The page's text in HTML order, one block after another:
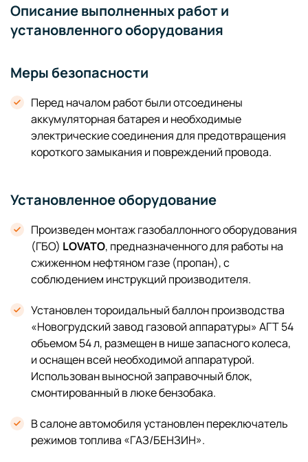
Описание выполненных работ и
установленного оборудования
Меры безопасности
Перед началом работ были отсоединены
аккумуляторная батарея и необходимые
электрические соединения для предотвращения
короткого замыкания и повреждений провода.
Установленное оборудование
Произведен монтаж газобаллонного оборудования
(ГБО) LOVATO, предназначенного для работы на
сжиженном нефтяном газе (пропан), с
соблюдением инструкций производителя.
Установлен тороидальный баллон производства
«Новогрудский завод газовой аппаратуры» АГТ 54
объемом 54 л, размещен в нише запасного колеса,
и оснащен всей необходимой аппаратурой.
Использован выносной заправочный блок,
смонтированный в люке бензобака.
В салоне автомобиля установлен переключатель
режимов топлива «ГАЗ/БЕНЗИН».